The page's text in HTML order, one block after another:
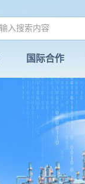
国际合作